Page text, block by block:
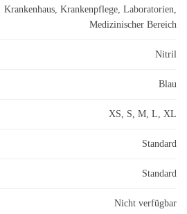
Krankenhaus, Krankenpflege, Laboratorien,
Medizinischer Bereich
Nitril
Blau
XS, S, M, L, XL
Standard
Standard
Nicht verfügbar